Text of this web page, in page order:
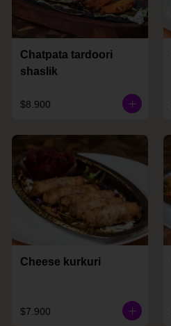
Chatpata tardoori
shaslik
$8.900
Cheese kurkuri
$7.900